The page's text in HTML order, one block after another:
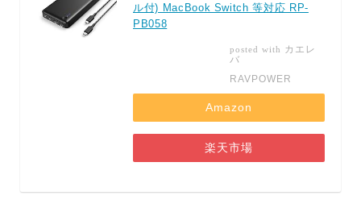
ル付) MacBook Switch 等対応 RP-
PB058
posted with カエレ
バ
RAVPOWER
Amazon
楽天市場